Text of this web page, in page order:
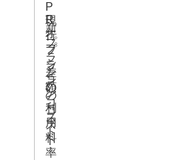
P
R
オ
プ
シ
ョ
ン
利
用
料
率
現
行
プ
ラ
ン
の
コ
ス
ト
新
プ
ラ
ン
の
コ
ス
ト
差
額